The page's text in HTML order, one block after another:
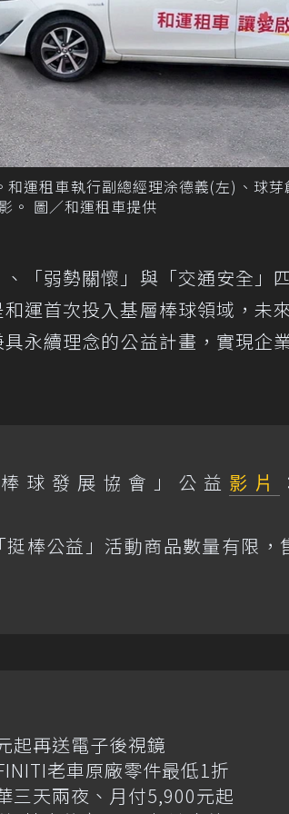
運租車執行副總經理涂德義(左)、球芽
。 圖／和運租車提供
「弱勢關懷」與「交通安全」
運首次投入基層棒球領域，未
永續理念的公益計畫，實現企
球發展協會」公益 影片
挺棒公益」活動商品數量有限，
再送電子後視鏡
老車原廠零件最低1折
天兩夜、月付5,900元起